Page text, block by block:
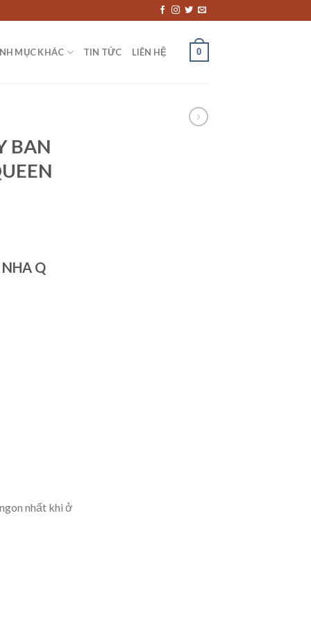
MỤC KHÁC TIN TỨC LIÊN HỆ 0
BAN
Q
nhất khi ở